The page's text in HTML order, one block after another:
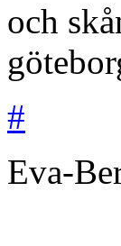
och
#
Eva-